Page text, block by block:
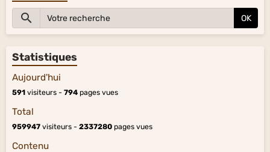
OK
Statistiques
Aujourd'hui
591 visiteurs - 794 pages vues
Total
959947 visiteurs - 2337280 pages vues
Contenu